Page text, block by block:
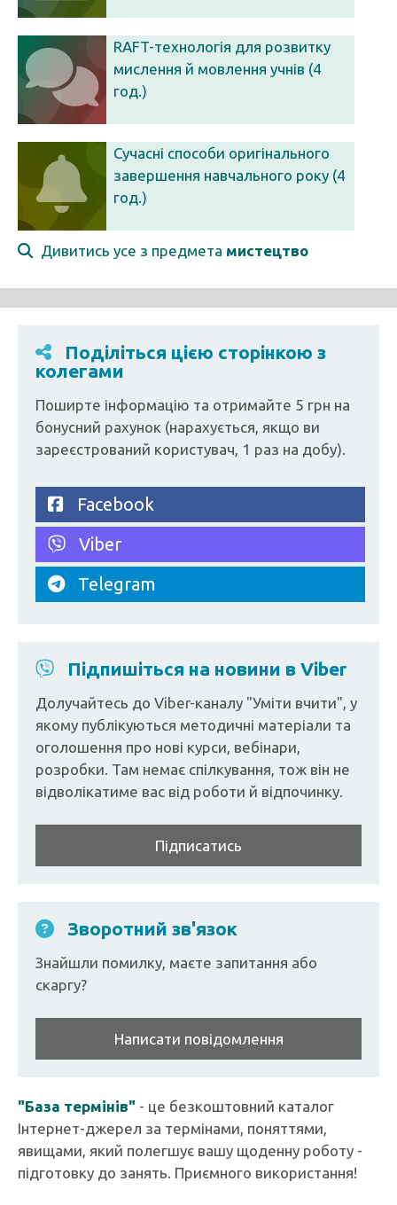
RAFT-технологія для розвитку
мислення й мовлення учнів (4
год.)
Сучасні способи оригінального
завершення навчального року (4
год.)
Дивитись усе з предмета мистецтво
Поділіться цією сторінкою з
колегами
Поширте інформацію та отримайте 5 грн на
бонусний рахунок (нарахується, якщо ви
зареєстрований користувач, 1 раз на добу).
Facebook
Viber
Telegram
Підпишіться на новини в Viber
Долучайтесь до Viber-каналу "Уміти вчити", у
якому публікуються методичні матеріали та
оголошення про нові курси, вебінари,
розробки. Там немає спілкування, тож він не
відволікатиме вас від роботи й відпочинку.
Підписатись
Зворотний зв'язок
Знайшли помилку, маєте запитання або
скаргу?
Написати повідомлення
"База термінів" - це безкоштовний каталог
Інтернет-джерел за термінами, поняттями,
явищами, який полегшує вашу щоденну роботу -
підготовку до занять. Приємного використання!